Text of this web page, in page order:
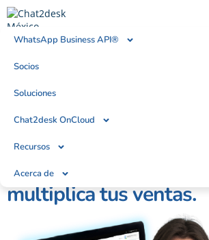
WhatsApp Business API®
Socios
Soluciones
Chat2desk OnCloud
Recursos
Acerca de
El CRM para WhatsApp
Organiza, mide y
multiplica tus ventas.